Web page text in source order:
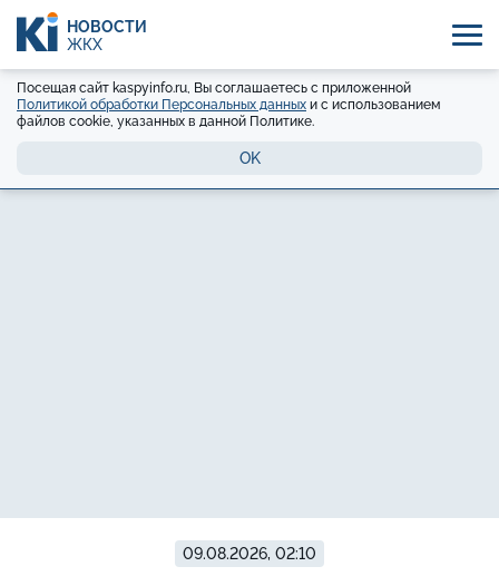
НОВОСТИ
ЖКХ
Посещая сайт kaspyinfo.ru, Вы соглашаетесь с приложенной
Политикой обработки Персональных данных и с использованием
файлов cookie, указанных в данной Политике.
OK
09.08.2026, 02:10